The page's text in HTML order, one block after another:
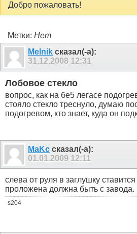
Добро пожаловать!
Метки: Нет
Melnik сказал(-а):
31.12.2008 12:31
Лобовое стекло
вопрос, как на бе5 легасе
стояло стекло треснуло, думаю
подогревом, кто знает, куда он
MaKc сказал(-а):
01.01.2009 12:11
слева от руля в заглушку
проложена должна быть с завода.
s204